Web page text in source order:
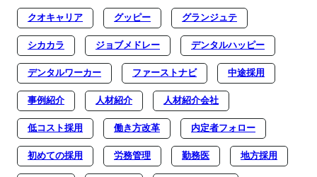
クオキャリア グッピー グランジュテ
シカカラ ジョブメドレー デンタルハッピー
デンタルワーカー ファーストナビ 中途採用
事例紹介 人材紹介 人材紹介会社
低コスト採用 働き方改革 内定者フォロー
初めての採用 労務管理 勤務医 地方採用